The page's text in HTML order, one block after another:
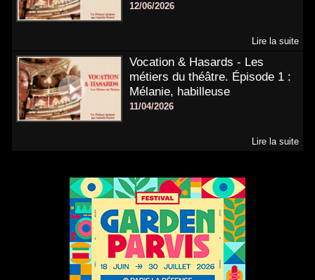
12/06/2026
Lire la suite
Vocation & Hasards - Les
métiers du théâtre. Épisode 1 :
Mélanie, habilleuse
11/04/2026
Lire la suite